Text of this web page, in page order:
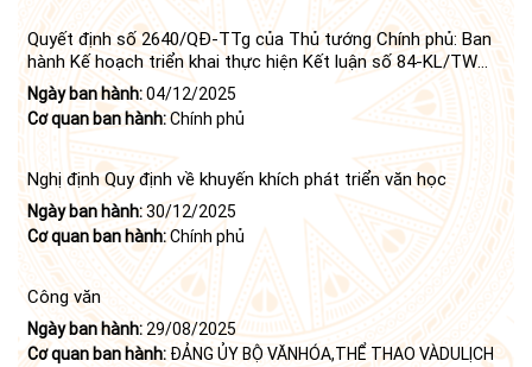
Quyết định số 2640/QĐ-TTg của Thủ tướng Chính phủ: Ban
hành Kế hoạch triển khai thực hiện Kết luận số 84-KL/TW
ngày 21 tháng 6 năm 2024 của Bộ Chính trị tiếp tục thực
hiện Nghị quyết số 23-NQ/TW ngày 16 tháng 6 năm 2008
của Bộ Chính trị (khóa X) về "tiếp tục xây dựng và phát triển
văn học, nghệ thuật trong thời kỳ mới"
Ngày ban hành:04/12/2025
Cơ quan ban hành:Chính phủ
Nghị định Quy định về khuyến khích phát triển văn học
Ngày ban hành:30/12/2025
Cơ quan ban hành:Chính phủ
Công văn
Ngày ban hành: 29/08/2025
Cơ quan ban hành: ĐẢNG ỦY BỘ VĂNHÓA,THỂ THAO VÀDULỊCH